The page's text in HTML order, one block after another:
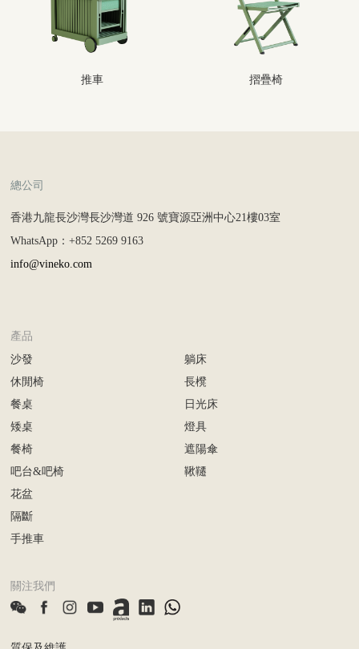
推車 摺疊椅
總公司
香港九龍長沙灣長沙灣道 926 號寶源亞洲中心21樓03室
WhatsApp：+852 5269 9163
info@vineko.com
產品
沙發
休閒椅
餐桌
矮桌
餐椅
吧台&吧椅
躺床
長櫈
日光床
燈具
遮陽傘
鞦韆
花盆
隔斷
手推車
關注我們